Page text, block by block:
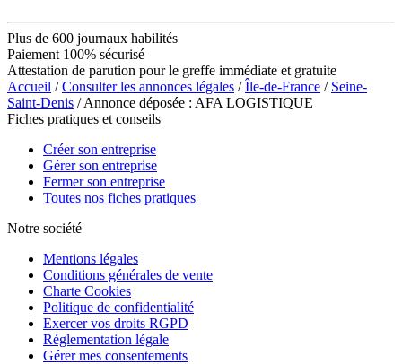
Plus de 600 journaux habilités
Paiement 100% sécurisé
Attestation de parution pour le greffe immédiate et gratuite
Accueil /Consulter les annonces légales /Île-de-France / Seine-
Saint-Denis / Annonce déposée : AFA LOGISTIQUE
Fiches pratiques et conseils
Créer son entreprise
Gérer son entreprise
Fermer son entreprise
Toutes nos fiches pratiques
Notre société
Mentions légales
Conditions générales de vente
Charte Cookies
Politique de confidentialité
Exercer vos droits RGPD
Réglementation légale
Gérer mes consentements